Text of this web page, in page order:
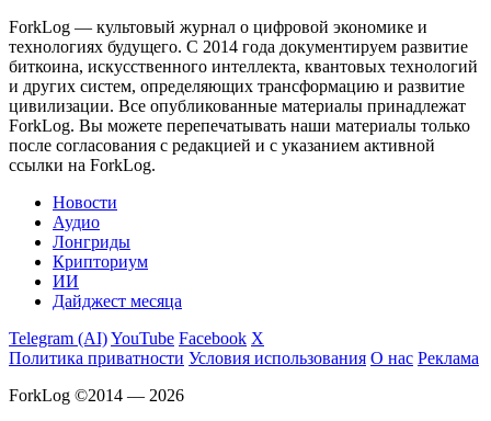
ForkLog — культовый журнал о цифровой экономике и
технологиях будущего. С 2014 года документируем развитие
биткоина, искусственного интеллекта, квантовых технологий
и других систем, определяющих трансформацию и развитие
цивилизации. Все опубликованные материалы принадлежат
ForkLog. Вы можете перепечатывать наши материалы только
после согласования с редакцией и с указанием активной
ссылки на ForkLog.
Новости
Аудио
Лонгриды
Крипториум
ИИ
Дайджест месяца
Telegram (AI)YouTube Facebook X
Политика приватности Условия использования О нас Реклама
ForkLog ©2014 — 2026